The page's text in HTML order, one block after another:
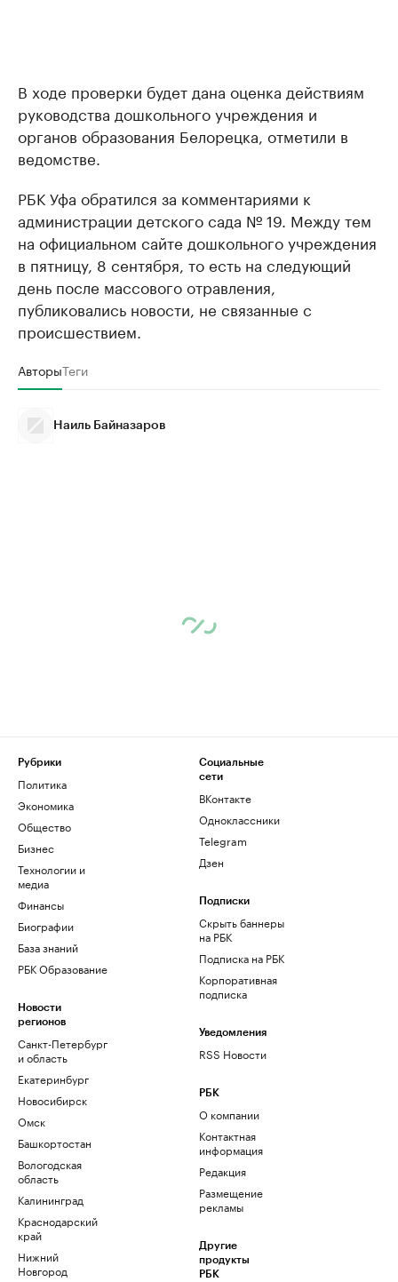
В ходе проверки будет дана оценка действиям
руководства дошкольного учреждения и
органов образования Белорецка, отметили в
ведомстве.
РБК Уфа обратился за комментариями к
администрации детского сада № 19. Между тем
на официальном сайте дошкольного учреждения
в пятницу, 8 сентября, то есть на следующий
день после массового отравления,
публиковались новости, не связанные с
происшествием.
АвторыТеги
Наиль Байназаров
Рубрики
Политика
Экономика
Общество
Бизнес
Технологии и
медиа
Финансы
Биографии
База знаний
РБК Образование
Новости
регионов
Санкт-Петербург
и область
Екатеринбург
Новосибирск
Омск
Башкортостан
Вологодская
область
Калининград
Краснодарский
край
Нижний
Новгород
Социальные
сети
ВКонтакте
Одноклассники
Telegram
Дзен
Подписки
Скрыть баннеры
на РБК
Подписка на РБК
Корпоративная
подписка
Уведомления
RSS Новости
РБК
О компании
Контактная
информация
Редакция
Размещение
рекламы
Другие
продукты
РБК